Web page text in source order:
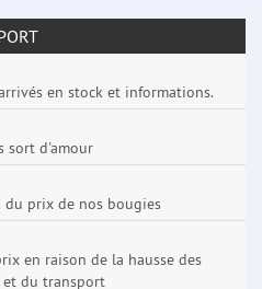
en stock et informations.
sort d'amour
du prix de nos bougies
en raison de la hausse des
et du transport